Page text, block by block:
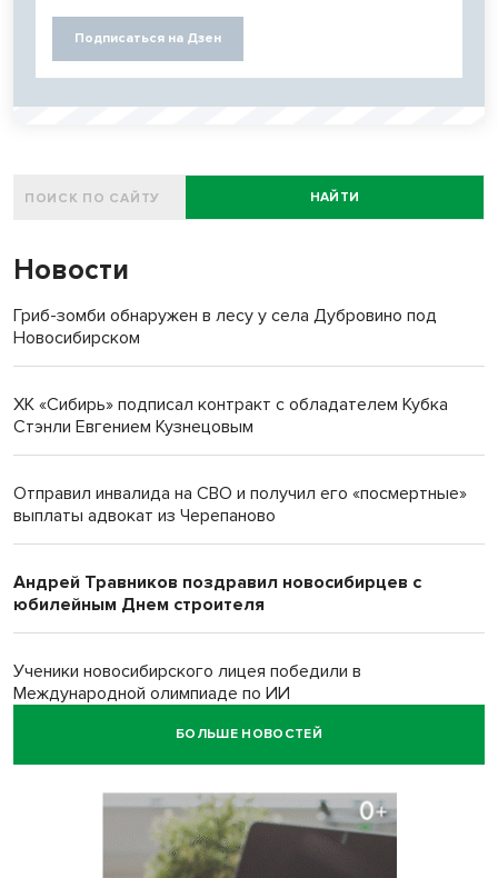
Подписаться на Дзен
НАЙТИ
Новости
Гриб-зомби обнаружен в лесу у села Дубровино под
Новосибирском
ХК «Сибирь» подписал контракт с обладателем Кубка
Стэнли Евгением Кузнецовым
Отправил инвалида на СВО и получил его «посмертные»
выплаты адвокат из Черепаново
Андрей Травников поздравил новосибирцев с
юбилейным Днем строителя
Ученики новосибирского лицея победили в
Международной олимпиаде по ИИ
БОЛЬШЕ НОВОСТЕЙ